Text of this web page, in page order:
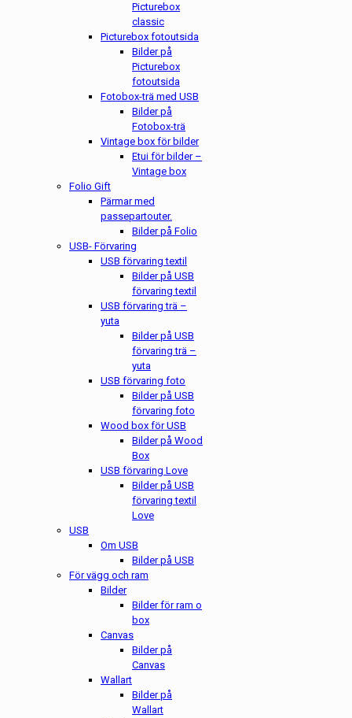
Picturebox
classic
Picturebox fotoutsida
Bilder på
Picturebox
fotoutsida
Fotobox-trä med USB
Bilder på
Fotobox-trä
Vintage box för bilder
Etui för bilder –
Vintage box
Folio Gift
Pärmar med
passepartouter.
Bilder på Folio
USB- Förvaring
USB förvaring textil
Bilder på USB
förvaring textil
USB förvaring trä –
yuta
Bilder på USB
förvaring trä –
yuta
USB förvaring foto
Bilder på USB
förvaring foto
Wood box för USB
Bilder på Wood
Box
USB förvaring Love
Bilder på USB
förvaring textil
Love
USB
Om USB
Bilder på USB
För vägg och ram
Bilder
Bilder för ram o
box
Canvas
Bilder på
Canvas
Wallart
Bilder på
Wallart